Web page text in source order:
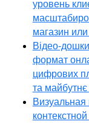
уровень
магазин
Відео-
формат
цифрових
та майбутнє